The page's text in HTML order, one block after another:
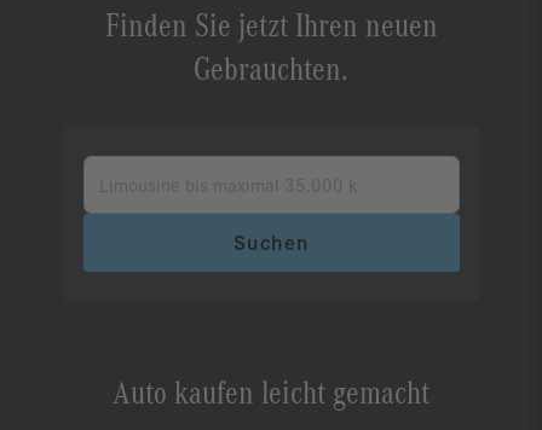
Finden Sie jetzt Ihren neuen
Gebrauchten.
Suchen
Auto kaufen leicht gemacht